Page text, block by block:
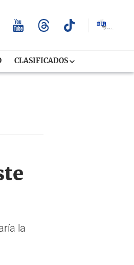
CLASIFICADOS
la